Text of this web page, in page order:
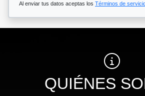
Al enviar tus datos aceptas los Términos de
QUIÉNES